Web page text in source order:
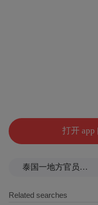
在思想引领方面
推动落实〈普通
推动教师思想政
打开 app
泰国一地方官员遭枪击